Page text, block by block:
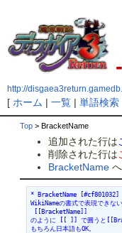
-
http://
[ ホーム | 一覧| 単語検索
Top > BracketName
追加された行は
削除された行は
BracketName
* BracketName [#cf801032]
WikiNameの書式で表現できな
[[BracketName]]
のように [[ ]] で囲うと
もちろん日本語もOK。